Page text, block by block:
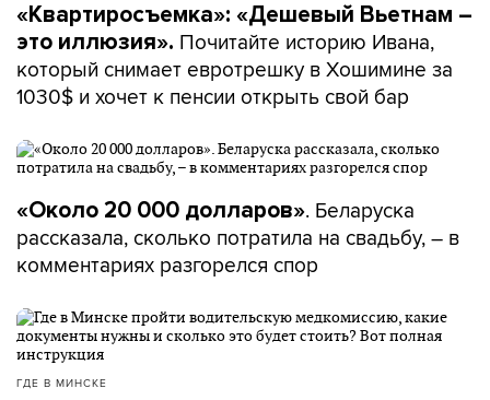
«Квартиросъемка»: «Дешевый Вьетнам –
это иллюзия». Почитайте историю Ивана,
который снимает евротрешку в Хошимине за
1030$ и хочет к пенсии открыть свой бар
«Около 20 000 долларов». Беларуска
рассказала, сколько потратила на свадьбу, – в
комментариях разгорелся спор
ГДЕ В МИНСКЕ